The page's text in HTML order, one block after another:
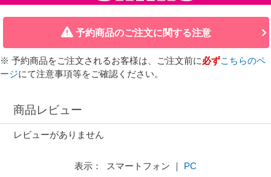
予約商品のご注文に関する注意
※ 予約商品をご注文されるお客様は、ご注文前に必ずこちらのペ
ージにて注意事項等をご確認ください。
商品レビュー
レビューがありません
表示： スマートフォン ｜ PC